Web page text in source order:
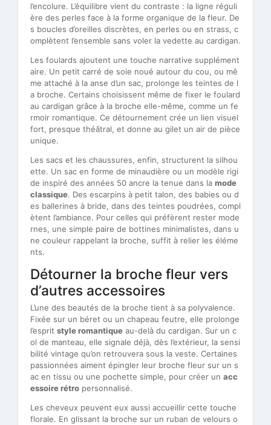
l’encolure. L’équilibre vient du contraste : la ligne réguli
ère des perles face à la forme organique de la fleur. De
s boucles d’oreilles discrètes, en perles ou en strass, c
omplètent l’ensemble sans voler la vedette au cardigan.
Les foulards ajoutent une touche narrative supplément
aire. Un petit carré de soie noué autour du cou, ou mê
me attaché à la anse d’un sac, prolonge les teintes de l
a broche. Certains choisissent même de fixer le foulard
au cardigan grâce à la broche elle-même, comme un fe
rmoir romantique. Ce détournement crée un lien visuel
fort, presque théâtral, et donne au gilet un air de pièce
unique.
Les sacs et les chaussures, enfin, structurent la silhou
ette. Un sac en forme de minaudière ou un modèle rigi
de inspiré des années 50 ancre la tenue dans la mode
classique. Des escarpins à petit talon, des babies ou d
es ballerines à bride, dans des teintes poudrées, compl
ètent l’ambiance. Pour celles qui préfèrent rester mode
rnes, une simple paire de bottines minimalistes, dans u
ne couleur rappelant la broche, suffit à relier les éléme
nts.
Détourner la broche fleur vers
d’autres accessoires
L’une des beautés de la broche tient à sa polyvalence.
Fixée sur un béret ou un chapeau feutre, elle prolonge
l’esprit style romantique au-delà du cardigan. Sur un c
ol de manteau, elle signale déjà, dès l’extérieur, la sensi
bilité vintage qu’on retrouvera sous la veste. Certaines
passionnées aiment épingler leur broche fleur sur un s
ac en tissu ou une pochette simple, pour créer un acc
essoire rétro personnalisé.
Les cheveux peuvent eux aussi accueillir cette touche
florale. En glissant la broche sur un ruban de velours o